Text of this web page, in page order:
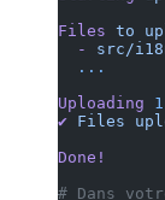
Files to
  -
src/
  ...
Uploading 1
✔ Files
Done!
# Dans